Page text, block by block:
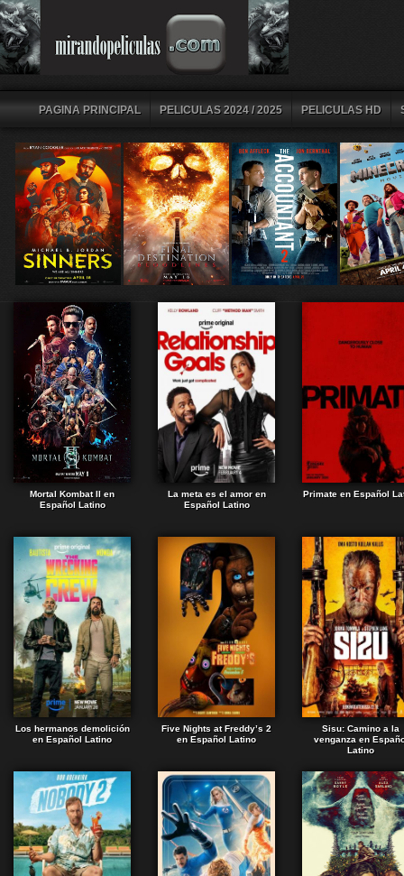
PAGINA PRINCIPAL PELICULAS 2024 / 2025 PELICULAS HD
Mortal Kombat II en
Español Latino
La meta es el amor en
Español Latino
Primate en Español
Los hermanos demolición
en Español Latino
Five Nights at Freddy’s 2
en Español Latino
Sisu: Camino a la
venganza en
Latino